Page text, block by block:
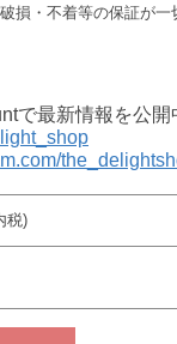
損・不着等の保証が
で最新情報を公開
税)